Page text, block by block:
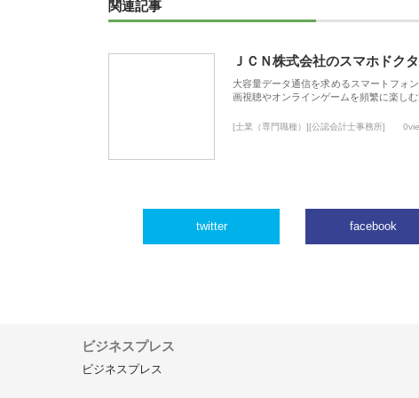
関連記事
ＪＣＮ株式会社のスマホドク
大容量データ通信を求めるスマートフォ
画視聴やオンラインゲームを頻繁に楽し
[士業（専門職種）][公認会計士事務所]
twitter facebook
ビジネスプレス
ビジネスプレス